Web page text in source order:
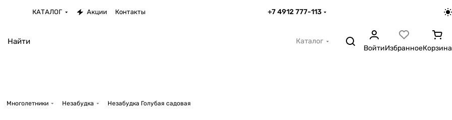
КАТАЛОГ Акции Контакты +7 4912 777-113
Каталог
ВойтиИзбранноеКорзина
Многолетники Незабудка Незабудка Голубая садовая